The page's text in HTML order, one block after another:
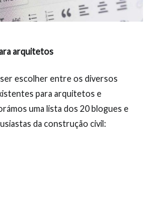
arquitetos
escolher entre os diversos
para arquitetos e
uma lista dos 20 blogues e
da construção civil: